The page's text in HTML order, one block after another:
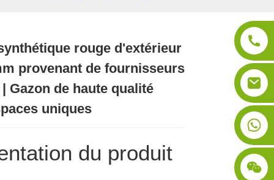
Loading...
Loading... Loading...
Loading...
rouge d'extérieur
provenant de fournisseurs
Gazon de haute qualité
uniques
du produit